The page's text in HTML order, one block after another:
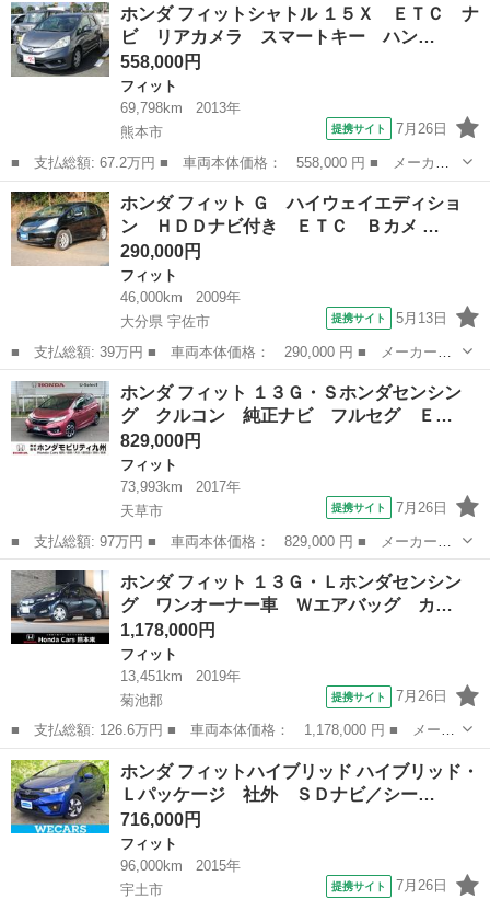
パッケージ 純正ナビ／バックモニター ＡＵＴＯライト イモビラ
イザー リヤ...
ホンダ フィットシャトル １５Ｘ ＥＴＣ ナ
ビ リアカメラ スマートキー ハン…
558,000円
フィット
69,798km
2013年
熊本市
提携サイト 7月26日
■ 支払総額: 67.2万円 ■ 車両本体価格： 558,000 円 ■ メーカー
名： ホンダ ■ 車種名： フィットシャトル ■ グレード名： １
５Ｘ ＥＴＣ ナビ リアカメラ スマートキー ハンドルシフト
クルーズコン...
熊本 熊本市 フィット
ホンダ フィット Ｇ ハイウェイエディショ
ン ＨＤＤナビ付き ＥＴＣ Ｂカメ …
290,000円
フィット
46,000km
2009年
大分県 宇佐市
提携サイト 5月13日
■ 支払総額: 39万円 ■ 車両本体価格： 290,000 円 ■ メーカー
名： ホンダ ■ 車種名： フィット ■ グレード名： Ｇ ハイウ
ェイエディション ＨＤＤナビ付き ＥＴＣ Ｂカメ ■ 排気量：
1300cc ...
大分 宇佐市 フィット
ホンダ フィット １３Ｇ・Ｓホンダセンシン
グ クルコン 純正ナビ フルセグ Ｅ…
829,000円
フィット
73,993km
2017年
天草市
提携サイト 7月26日
■ 支払総額: 97万円 ■ 車両本体価格： 829,000 円 ■ メーカー
名： ホンダ ■ 車種名： フィット ■ グレード名： １３Ｇ・Ｓ
ホンダセンシング クルコン 純正ナビ フルセグ ＥＴＣ ＡＡ
Ｃ 記録簿 ブルー...
熊本 天草市 フィット
ホンダ フィット １３Ｇ・Ｌホンダセンシン
グ ワンオーナー車 Ｗエアバッグ カ…
1,178,000円
フィット
13,451km
2019年
菊池郡
提携サイト 7月26日
■ 支払総額: 126.6万円 ■ 車両本体価格： 1,178,000 円 ■ メーカ
ー名： ホンダ ■ 車種名： フィット ■ グレード名： １３Ｇ・
Ｌホンダセンシング ワンオーナー車 Ｗエアバッグ カーテンエア
バッグ ...
熊本 菊池郡 フィット
ホンダ フィットハイブリッド ハイブリッド・
Ｌパッケージ 社外 ＳＤナビ／シー…
716,000円
フィット
96,000km
2015年
宇土市
提携サイト 7月26日